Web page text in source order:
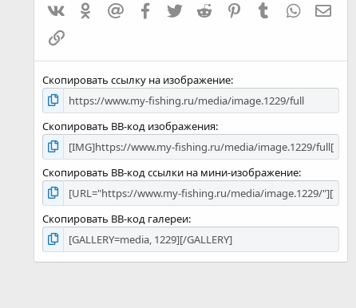
VK Одноклассники
Mailru Facebook
TwitterReddit PinterestTumblr
E-
Ссылка
Скопировать ссылку на изображение
Скопировать BB-код изображения
Скопировать BB-код ссылки на мини-изображение
Скопировать BB-код галереи